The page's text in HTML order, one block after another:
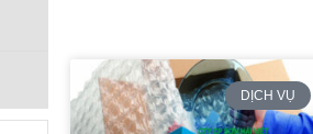
DỊCH VỤ